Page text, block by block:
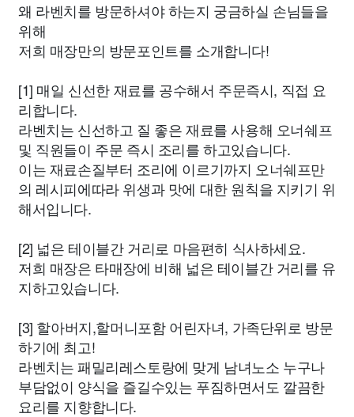
왜 라벤치를 방문하셔야 하는지 궁금하실 손님들을
위해
저희 매장만의 방문포인트를 소개합니다!
[1] 매일 신선한 재료를 공수해서 주문즉시, 직접 요
리합니다.
라벤치는 신선하고 질 좋은 재료를 사용해 오너쉐프
및 직원들이 주문 즉시 조리를 하고있습니다.
이는 재료손질부터 조리에 이르기까지 오너쉐프만
의 레시피에따라 위생과 맛에 대한 원칙을 지키기 위
해서입니다.
[2] 넓은 테이블간 거리로 마음편히 식사하세요.
저희 매장은 타매장에 비해 넓은 테이블간 거리를 유
지하고있습니다.
[3] 할아버지,할머니포함 어린자녀, 가족단위로 방문
하기에 최고!
라벤치는 패밀리레스토랑에 맞게 남녀노소 누구나
부담없이 양식을 즐길수있는 푸짐하면서도 깔끔한
요리를 지향합니다.